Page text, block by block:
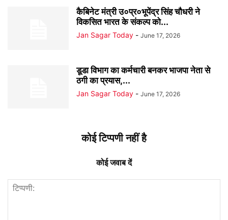
कैबिनेट मंत्री उ०प्र०भूपेंद्र सिंह चौधरी ने
विकसित भारत के संकल्प को...
Jan Sagar Today - June 17, 2026
डूडा विभाग का कर्मचारी बनकर भाजपा नेता से
ठगी का प्रयास,...
Jan Sagar Today - June 17, 2026
कोई टिप्पणी नहीं है
कोई जवाब दें